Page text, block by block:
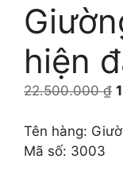
hiện
22.500.000₫
Tên hàng:
Mã số: 3003